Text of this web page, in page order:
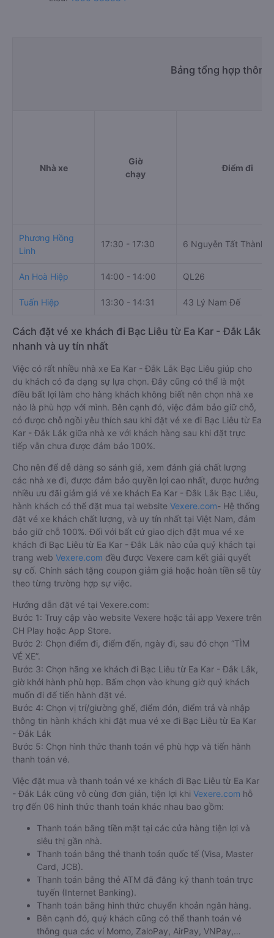
Bảng tổng hợp thông
Nhà xe
Giờ
chạy
Điểm đi
Phương Hồng
Linh
17:30 - 17:30 6 Nguyễn Tất Thành
An Hoà Hiệp 14:00 - 14:00 QL26
Tuấn Hiệp 13:30 - 14:31 43 Lý Nam Đế
Cách đặt vé xe khách đi Bạc Liêu từ Ea Kar - Đắk Lắk
nhanh và uy tín nhất
Việc có rất nhiều nhà xe Ea Kar - Đắk Lắk Bạc Liêu giúp cho
du khách có đa dạng sự lựa chọn. Đây cũng có thể là một
điều bất lợi làm cho hàng khách không biết nên chọn nhà xe
nào là phù hợp với mình. Bên cạnh đó, việc đảm bảo giữ chỗ,
có được chỗ ngồi yêu thích sau khi đặt vé xe đi Bạc Liêu từ Ea
Kar - Đắk Lắk giữa nhà xe với khách hàng sau khi đặt trực
tiếp vẫn chưa được đảm bảo 100%.
Cho nên để dễ dàng so sánh giá, xem đánh giá chất lượng
các nhà xe đi, được đảm bảo quyền lợi cao nhất, được hưởng
nhiều ưu đãi giảm giá vé xe khách Ea Kar - Đắk Lắk Bạc Liêu,
hành khách có thể đặt mua tại website Vexere.com- Hệ thống
đặt vé xe khách chất lượng, và uy tín nhất tại Việt Nam, đảm
bảo giữ chỗ 100%. Đối với bất cứ giao dịch đặt mua vé xe
khách đi Bạc Liêu từ Ea Kar - Đắk Lắk nào của quý khách tại
trang web Vexere.com đều được Vexere cam kết giải quyết
sự cố. Chính sách tặng coupon giảm giá hoặc hoàn tiền sẽ tùy
theo từng trường hợp sự việc.
Hướng dẫn đặt vé tại Vexere.com:
Bước 1: Truy cập vào website Vexere hoặc tải app Vexere trên
CH Play hoặc App Store.
Bước 2: Chọn điểm đi, điểm đến, ngày đi, sau đó chọn “TÌM
VÉ XE”.
Bước 3: Chọn hãng xe khách đi Bạc Liêu từ Ea Kar - Đắk Lắk,
giờ khởi hành phù hợp. Bấm chọn vào khung giờ quý khách
muốn đi để tiến hành đặt vé.
Bước 4: Chọn vị trí/giường ghế, điểm đón, điểm trả và nhập
thông tin hành khách khi đặt mua vé xe đi Bạc Liêu từ Ea Kar
- Đắk Lắk
Bước 5: Chọn hình thức thanh toán vé phù hợp và tiến hành
thanh toán vé.
Việc đặt mua và thanh toán vé xe khách đi Bạc Liêu từ Ea Kar
- Đắk Lắk cũng vô cùng đơn giản, tiện lợi khi Vexere.com hỗ
trợ đến 06 hình thức thanh toán khác nhau bao gồm:
Thanh toán bằng tiền mặt tại các cửa hàng tiện lợi và
siêu thị gần nhà.
Thanh toán bằng thẻ thanh toán quốc tế (Visa, Master
Card, JCB).
Thanh toán bằng thẻ ATM đã đăng ký thanh toán trực
tuyến (Internet Banking).
Thanh toán bằng hình thức chuyển khoản ngân hàng.
Bên cạnh đó, quý khách cũng có thể thanh toán vé
thông qua các ví Momo, ZaloPay, AirPay, VNPay,…